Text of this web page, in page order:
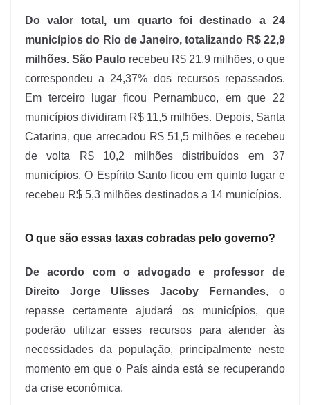
Do valor total, um quarto foi destinado a 24
municípios do Rio de Janeiro, totalizando R$ 22,9
milhões. São Paulo recebeu R$ 21,9 milhões, o que
correspondeu a 24,37% dos recursos repassados.
Em terceiro lugar ficou Pernambuco, em que 22
municípios dividiram R$ 11,5 milhões. Depois, Santa
Catarina, que arrecadou R$ 51,5 milhões e recebeu
de volta R$ 10,2 milhões distribuídos em 37
municípios. O Espírito Santo ficou em quinto lugar e
recebeu R$ 5,3 milhões destinados a 14 municípios.
O que são essas taxas cobradas pelo governo?
De acordo com o advogado e professor de
Direito Jorge Ulisses Jacoby Fernandes, o
repasse certamente ajudará os municípios, que
poderão utilizar esses recursos para atender às
necessidades da população, principalmente neste
momento em que o País ainda está se recuperando
da crise econômica.